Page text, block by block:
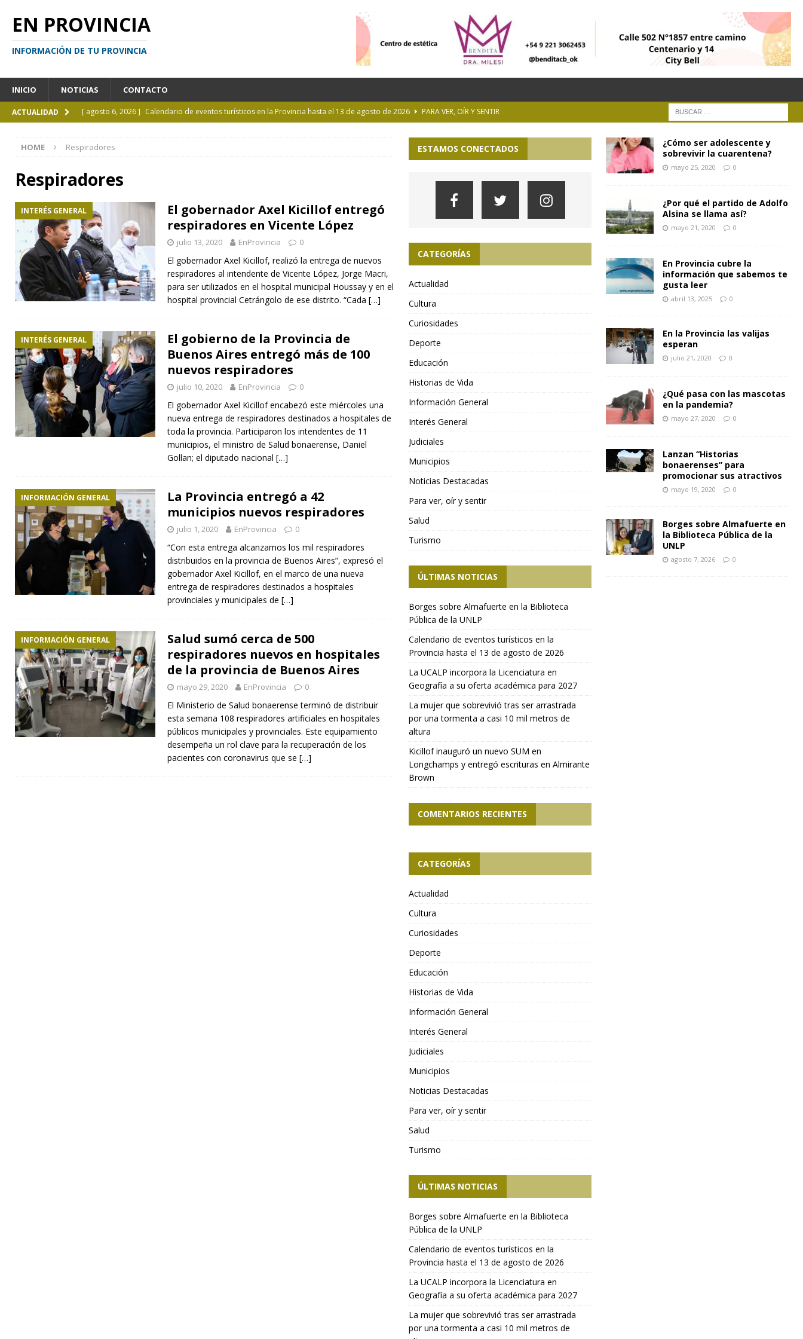
EN PROVINCIA
INFORMACIÓN DE TU PROVINCIA
INICIO NOTICIAS CONTACTO
ACTUALIDAD [ agosto 6, 2026 ] Calendario de eventos turísticos en la Provincia hasta el 13 de agosto de 2026
PARA VER, OÍR Y SENTIR
[ agosto 5, 2026 ]
La mujer que sobrevivió tras ser arrastrada por una tormenta a casi 10 mil metros de altura
CURIOSIDADES
MUNICIPIOS
[ agosto 7, 2026 ]
Borges sobre Almafuerte en la Biblioteca Pública de la UNLP CULTURA
HOME Respiradores
Respiradores
INTERÉS GENERAL
El gobernador Axel Kicillof entregó
respiradores en Vicente López
julio 13, 2020 EnProvincia 0
El gobernador Axel Kicillof, realizó la entrega de nuevos
respiradores al intendente de Vicente López, Jorge Macri,
para ser utilizados en el hospital municipal Houssay y en el
hospital provincial Cetrángolo de ese distrito. “Cada […]
INTERÉS GENERAL
El gobierno de la Provincia de
Buenos Aires entregó más de 100
nuevos respiradores
julio 10, 2020 EnProvincia 0
El gobernador Axel Kicillof encabezó este miércoles una
nueva entrega de respiradores destinados a hospitales de
toda la provincia. Participaron los intendentes de 11
municipios, el ministro de Salud bonaerense, Daniel
Gollan; el diputado nacional […]
INFORMACIÓN GENERAL
La Provincia entregó a 42
municipios nuevos respiradores
julio 1, 2020 EnProvincia 0
“Con esta entrega alcanzamos los mil respiradores
distribuidos en la provincia de Buenos Aires”, expresó el
gobernador Axel Kicillof, en el marco de una nueva
entrega de respiradores destinados a hospitales
provinciales y municipales de […]
INFORMACIÓN GENERAL
Salud sumó cerca de 500
respiradores nuevos en hospitales
de la provincia de Buenos Aires
mayo 29, 2020 EnProvincia 0
El Ministerio de Salud bonaerense terminó de distribuir
esta semana 108 respiradores artificiales en hospitales
públicos municipales y provinciales. Este equipamiento
desempeña un rol clave para la recuperación de los
pacientes con coronavirus que se […]
ESTAMOS CONECTADOS
CATEGORÍAS
Actualidad
Cultura
Curiosidades
Deporte
Educación
Historias de Vida
Información General
Interés General
Judiciales
Municipios
Noticias Destacadas
Para ver, oír y sentir
Salud
Turismo
ÚLTIMAS NOTICIAS
Borges sobre Almafuerte en la Biblioteca
Pública de la UNLP
Calendario de eventos turísticos en la
Provincia hasta el 13 de agosto de 2026
La UCALP incorpora la Licenciatura en
Geografía a su oferta académica para 2027
La mujer que sobrevivió tras ser arrastrada
por una tormenta a casi 10 mil metros de
altura
Kicillof inauguró un nuevo SUM en
Longchamps y entregó escrituras en Almirante
Brown
COMENTARIOS RECIENTES
CATEGORÍAS
Actualidad
Cultura
Curiosidades
Deporte
Educación
Historias de Vida
Información General
Interés General
Judiciales
Municipios
Noticias Destacadas
Para ver, oír y sentir
Salud
Turismo
ÚLTIMAS NOTICIAS
Borges sobre Almafuerte en la Biblioteca
Pública de la UNLP
Calendario de eventos turísticos en la
Provincia hasta el 13 de agosto de 2026
La UCALP incorpora la Licenciatura en
Geografía a su oferta académica para 2027
La mujer que sobrevivió tras ser arrastrada
por una tormenta a casi 10 mil metros de
¿Cómo ser adolescente y
sobrevivir la cuarentena?
mayo 25, 2020 0
¿Por qué el partido de Adolfo
Alsina se llama así?
mayo 21, 2020 0
En Provincia cubre la
información que sabemos te
gusta leer
abril 13, 2025 0
En la Provincia las valijas
esperan
julio 21, 2020 0
¿Qué pasa con las mascotas
en la pandemia?
mayo 27, 2020 0
Lanzan “Historias
bonaerenses” para
promocionar sus atractivos
mayo 19, 2020 0
Borges sobre Almafuerte en
la Biblioteca Pública de la
UNLP
agosto 7, 2026 0